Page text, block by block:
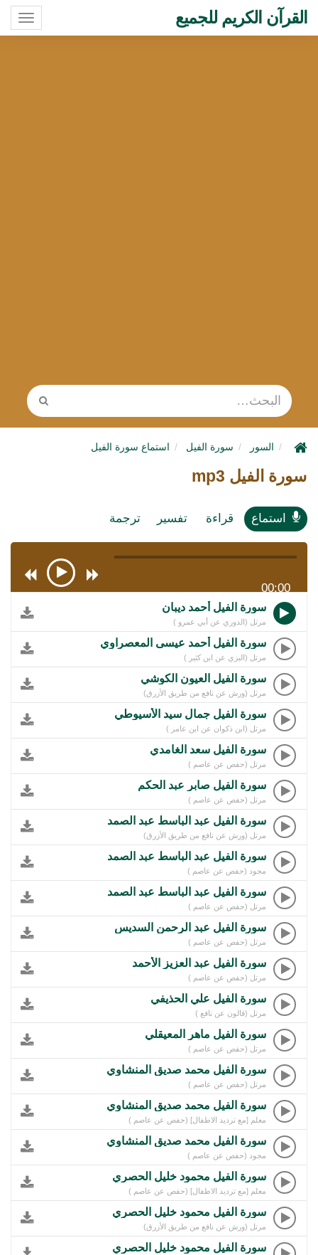
القرآن الكريم للجميع
السور سورة الفيل استماع سورة الفيل
سورة الفيل mp3
استماع قراءة تفسير ترجمة
00:00
سورة الفيل أحمد ديبان
مرتل (الدوري عن أبي عمرو )
سورة الفيل أحمد عيسى المعصراوي
مرتل (البزي عن ابن كثير )
سورة الفيل العيون الكوشي
مرتل (ورش عن نافع من طريق الأزرق)
سورة الفيل جمال سيد الأسيوطي
مرتل (ابن ذكوان عن ابن عامر )
سورة الفيل سعد الغامدي
مرتل (حفص عن عاصم )
سورة الفيل صابر عبد الحكم
مرتل (حفص عن عاصم )
سورة الفيل عبد الباسط عبد الصمد
مرتل (ورش عن نافع من طريق الأزرق)
سورة الفيل عبد الباسط عبد الصمد
مجود (حفص عن عاصم )
سورة الفيل عبد الباسط عبد الصمد
مرتل (حفص عن عاصم )
سورة الفيل عبد الرحمن السديس
مرتل (حفص عن عاصم )
سورة الفيل عبد العزيز الأحمد
مرتل (حفص عن عاصم )
سورة الفيل علي الحذيفي
مرتل (قالون عن نافع )
سورة الفيل ماهر المعيقلي
مرتل (حفص عن عاصم )
سورة الفيل محمد صديق المنشاوي
مرتل (حفص عن عاصم )
سورة الفيل محمد صديق المنشاوي
معلم [مع ترديد الاطفال] (حفص عن عاصم )
سورة الفيل محمد صديق المنشاوي
مجود (حفص عن عاصم )
سورة الفيل محمود خليل الحصري
معلم [مع ترديد الاطفال] (حفص عن عاصم )
سورة الفيل محمود خليل الحصري
مرتل (ورش عن نافع من طريق الأزرق)
سورة الفيل محمود خليل الحصري